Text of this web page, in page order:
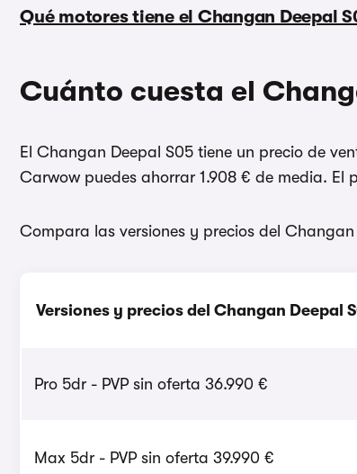
Qué motores tiene el Changan Deepal
Cuánto cuesta el
El Changan Deepal S05 tiene un precio de
Carwow puedes ahorrar 1.908 € de media. El
Compara las versiones y precios del Changan
Versiones y precios del Changan Deepal
Pro 5dr - PVP sin oferta 36.990 €
Max 5dr - PVP sin oferta 39.990 €